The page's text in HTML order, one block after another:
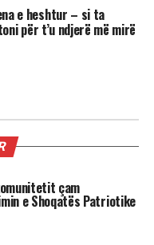
e heshtur – si ta
për t’u ndjerë më mirë
horoskopit